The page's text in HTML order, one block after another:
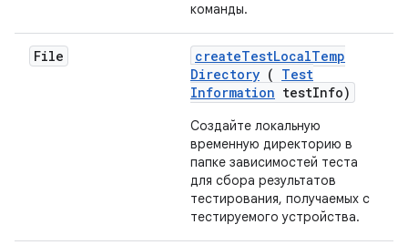
команды.
File createTestLocalTemp
Directory ( Test
Information testInfo)
Создайте локальную
временную директорию в
папке зависимостей теста
для сбора результатов
тестирования, получаемых с
тестируемого устройства.